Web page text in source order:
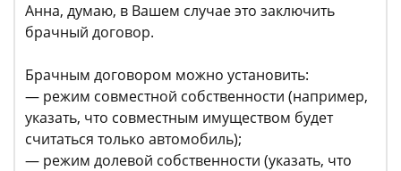
Анна, думаю, в Вашем случае это заключить
брачный договор.
Брачным договором можно установить:
— режим совместной собственности (например,
указать, что совместным имуществом будет
считаться только автомобиль);
— режим долевой собственности (указать, что